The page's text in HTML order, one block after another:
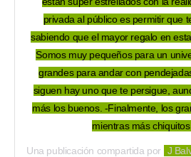
privada al público es permitir que
sabiendo que el mayor regalo en
Somos muy pequeños para un
grandes para andar con
siguen hay uno que te persigue,
más los buenos. -Finalmente, los
mientras más chiquitos
Una publicación compartida por J